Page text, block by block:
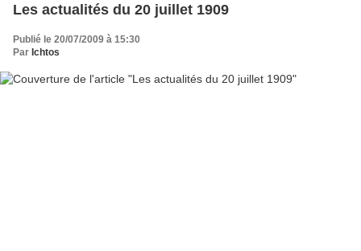
Les actualités du 20 juillet 1909
Publié le 20/07/2009 à 15:30
Par Ichtos